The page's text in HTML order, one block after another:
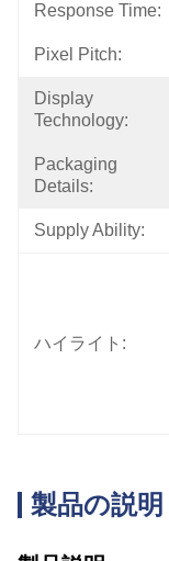
Response Time:
Pixel Pitch:
Display
Technology:
Packaging
Details:
Supply Ability:
ハイライト:
製品の説明